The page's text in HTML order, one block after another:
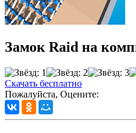
Замок Raid на
Скачать бесплатно
Пожалуйста, Оцените: